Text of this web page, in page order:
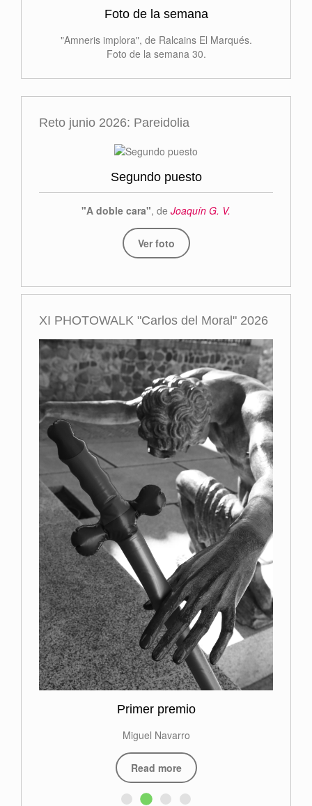
Foto de la semana
"Amneris implora", de Ralcains El Marqués.
Foto de la semana 30.
Reto junio 2026: Pareidolia
Segundo puesto
"A doble cara", de Joaquín G. V.
Ver foto
XI PHOTOWALK "Carlos del Moral" 2026
Primer premio
Miguel Navarro
Read more